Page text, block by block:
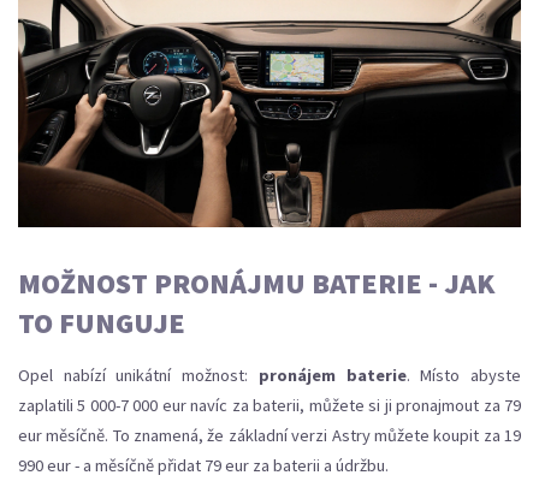
MOŽNOST PRONÁJMU BATERIE - JAK
TO FUNGUJE
Opel nabízí unikátní možnost: pronájem baterie. Místo abyste
zaplatili 5 000-7 000 eur navíc za baterii, můžete si ji pronajmout za 79
eur měsíčně. To znamená, že základní verzi Astry můžete koupit za 19
990 eur - a měsíčně přidat 79 eur za baterii a údržbu.